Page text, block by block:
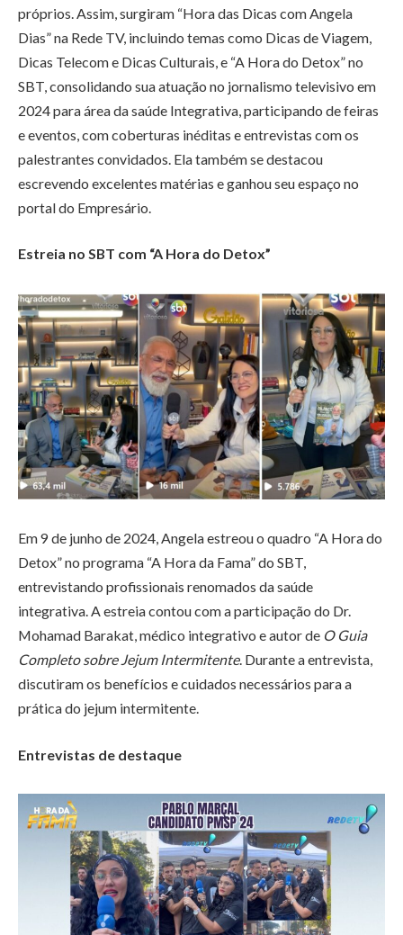
próprios. Assim, surgiram “Hora das Dicas com Angela
Dias” na Rede TV, incluindo temas como Dicas de Viagem,
Dicas Telecom e Dicas Culturais, e “A Hora do Detox” no
SBT, consolidando sua atuação no jornalismo televisivo em
2024 para área da saúde Integrativa, participando de feiras
e eventos, com coberturas inéditas e entrevistas com os
palestrantes convidados. Ela também se destacou
escrevendo excelentes matérias e ganhou seu espaço no
portal do Empresário.
Estreia no SBT com “A Hora do Detox”
Em 9 de junho de 2024, Angela estreou o quadro “A Hora do
Detox” no programa “A Hora da Fama” do SBT,
entrevistando profissionais renomados da saúde
integrativa. A estreia contou com a participação do Dr.
Mohamad Barakat, médico integrativo e autor de O Guia
Completo sobre Jejum Intermitente. Durante a entrevista,
discutiram os benefícios e cuidados necessários para a
prática do jejum intermitente.
Entrevistas de destaque